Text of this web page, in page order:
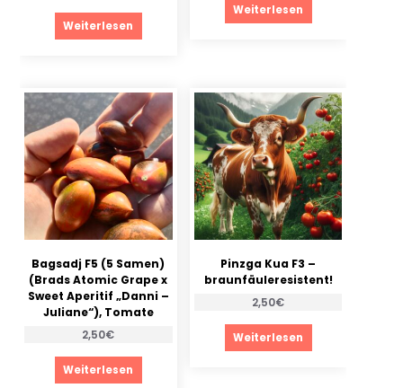
Weiterlesen
Weiterlesen
Bagsadj F5 (5 Samen)
(Brads Atomic Grape x
Sweet Aperitif „Danni –
Juliane“), Tomate
2,50€
Weiterlesen
Pinzga Kua F3 –
braunfäuleresistent!
2,50€
Weiterlesen